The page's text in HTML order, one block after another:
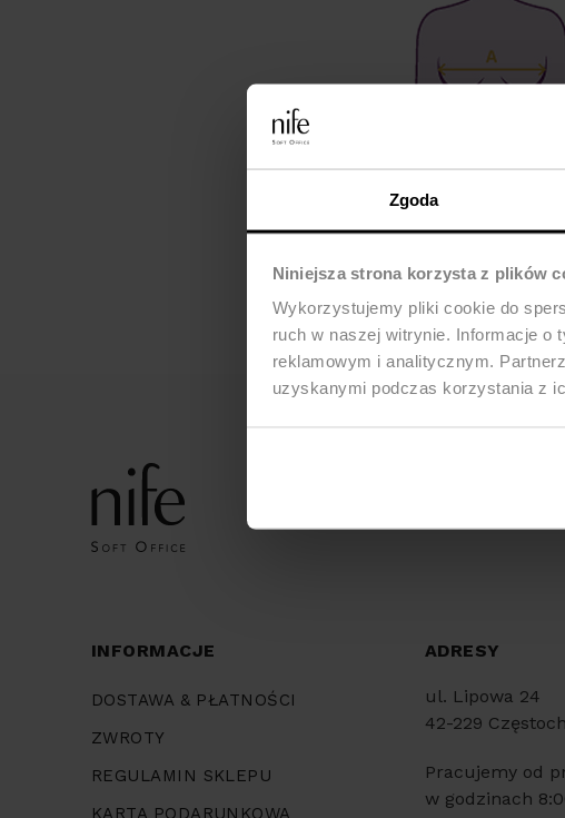
Zgoda
Niniejsza strona korzysta z plików
Wykorzystujemy pliki cookie do
ruch w naszej witrynie. Informacje o
reklamowym i analitycznym.
uzyskanymi podczas korzystania z
INFORMACJE
DOSTAWA & PŁATNOŚCI
ZWROTY
REGULAMIN SKLEPU
KARTA PODARUNKOWA
ADRESY
ul. Lipowa 24
42-229
Pracujemy od
w godzinach